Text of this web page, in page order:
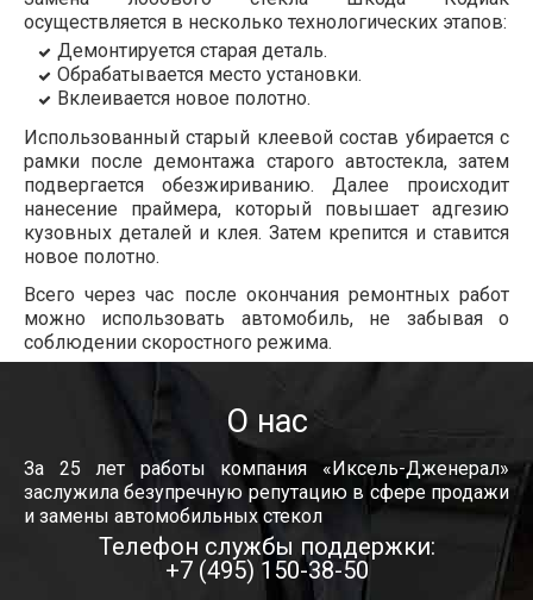
осуществляется в несколько технологических этапов:
Демонтируется старая деталь.
Обрабатывается место установки.
Вклеивается новое полотно.
Использованный старый клеевой состав убирается с
рамки после демонтажа старого автостекла, затем
подвергается обезжириванию. Далее происходит
нанесение праймера, который повышает адгезию
кузовных деталей и клея. Затем крепится и ставится
новое полотно.
Всего через час после окончания ремонтных работ
можно использовать автомобиль, не забывая о
соблюдении скоростного режима.
О нас
За 25 лет работы компания «Иксель-Дженерал»
заслужила безупречную репутацию в сфере продажи
и замены автомобильных стекол
Телефон службы поддержки:
+7 (495) 150-38-50